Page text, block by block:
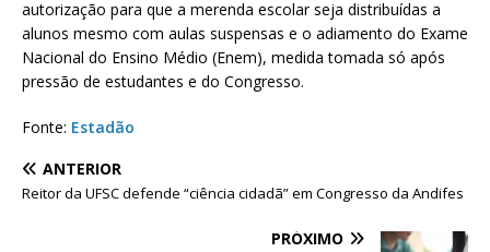
autorização para que a merenda escolar seja distribuídas a
alunos mesmo com aulas suspensas e o adiamento do Exame
Nacional do Ensino Médio (Enem), medida tomada só após
pressão de estudantes e do Congresso.
Fonte: Estadão
ANTERIOR
Reitor da UFSC defende “ciência cidadã” em Congresso da Andifes
PRÓXIMO